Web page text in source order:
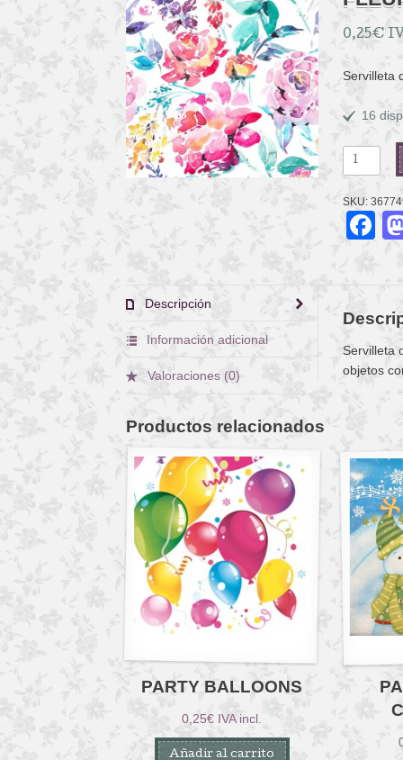
0,25€
Servilleta
16
FLEURS
MULTI
cantidad
SKU:
Descripción
Información adicional
Valoraciones (0)
Servilleta
objetos
Productos relacionados
PARTY BALLOONS
0,25€ IVA incl.
Añadir al carrito